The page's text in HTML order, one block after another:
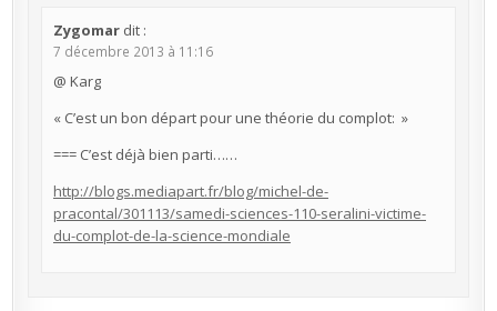
Zygomar dit :
7 décembre 2013 à 11:16
@ Karg
« C’est un bon départ pour une théorie du complot: »
=== C’est déjà bien parti……
http://blogs.mediapart.fr/blog/michel-de-
pracontal/301113/samedi-sciences-110-seralini-victime-
du-complot-de-la-science-mondiale